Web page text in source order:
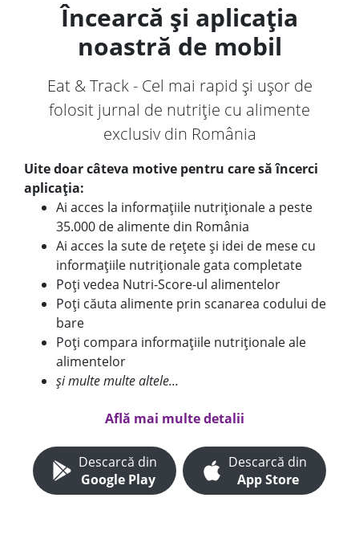
Încearcă și aplicația
noastră de mobil
Eat & Track - Cel mai rapid și ușor de
folosit jurnal de nutriție cu alimente
exclusiv din România
Uite doar câteva motive pentru care să încerci
aplicația:
Ai acces la informațiile nutriționale a peste
35.000 de alimente din România
Ai acces la sute de rețete și idei de mese cu
informațiile nutriționale gata completate
Poți vedea Nutri-Score-ul alimentelor
Poți căuta alimente prin scanarea codului de
bare
Poți compara informațiile nutriționale ale
alimentelor
și multe multe altele...
Află mai multe detalii
Descarcă din
Google Play
Descarcă din
App Store